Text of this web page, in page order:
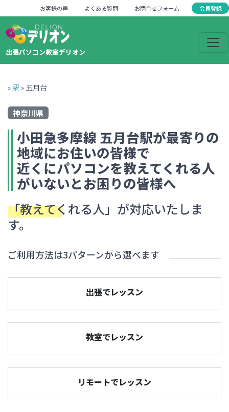
お客様の声 よくある質問 お問合せフォーム 会員登録
出張パソコン教室デリオン
»駅» 五月台
神奈川県
小田急多摩線五月台駅が最寄りの
地域にお住いの皆様で
近くにパソコンを教えてくれる人
がいないとお困りの皆様へ
「教えてくれる人」 が対応いたしま
す。
ご利用方法は3パターンから選べます
出張でレッスン
教室でレッスン
リモートでレッスン